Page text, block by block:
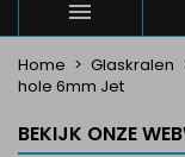

Home Glaskralen
hole 6mm Jet
BEKIJK ONZE